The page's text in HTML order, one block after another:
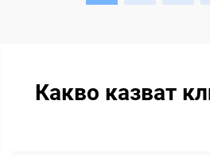
Какво казват